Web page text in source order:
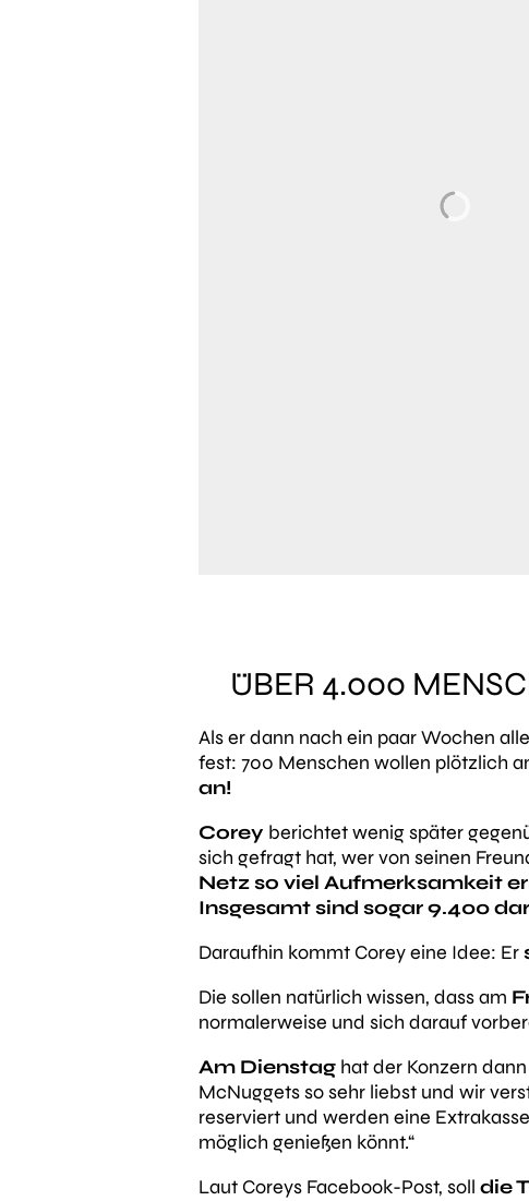
ÜBER 4.000
Als er dann nach ein paar Wochen
fest: 700 Menschen wollen plötzlich
an!
Corey berichtet wenig später
sich gefragt hat, wer von seinen
Netz so viel Aufmerksamkeit
Insgesamt sind sogar 9.400
Daraufhin kommt Corey eine Idee: Er
Die sollen natürlich wissen, dass am
normalerweise und sich darauf
Am Dienstag hat der Konzern
McNuggets so sehr liebst und wir
reserviert und werden eine
möglich genießen könnt.“
Laut Coreys Facebook-Post, soll die